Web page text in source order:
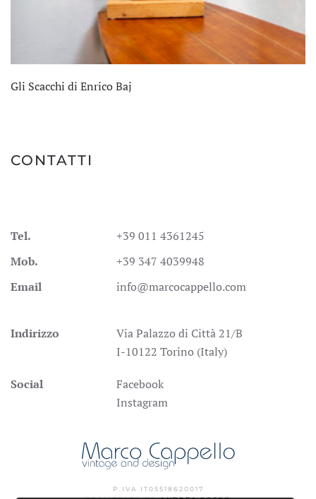
Gli Scacchi di Enrico Baj
CONTATTI
Tel.
+39 011 4361245
Mob.
+39 347 4039948
Email
info@marcocappello.com
Indirizzo
Via Palazzo di Città 21/B
I-10122 Torino (Italy)
Social
Facebook
Instagram
P.IVA IT05518620017